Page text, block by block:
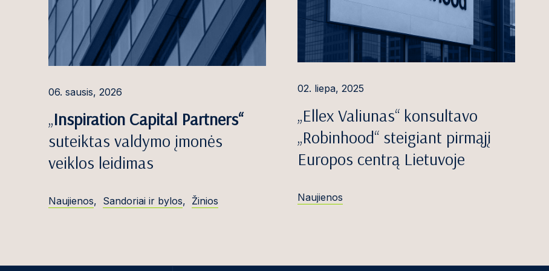
06. sausis, 2026
„Inspiration Capital Partners“
suteiktas valdymo įmonės
veiklos leidimas
Naujienos, Sandoriai ir bylos, Žinios
02. liepa, 2025
„Ellex Valiunas“ konsultavo
„Robinhood“ steigiant pirmąjį
Europos centrą Lietuvoje
Naujienos